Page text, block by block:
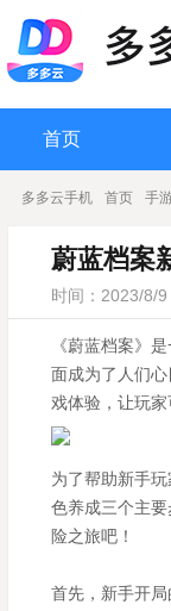
首页
多多云手机 首页 手
蔚蓝档案
时间：2023/8/9
《蔚蓝档案》
面成为了人们
戏体验，让玩家
为了帮助新手
色养成三个主
险之旅吧！
首先，新手开